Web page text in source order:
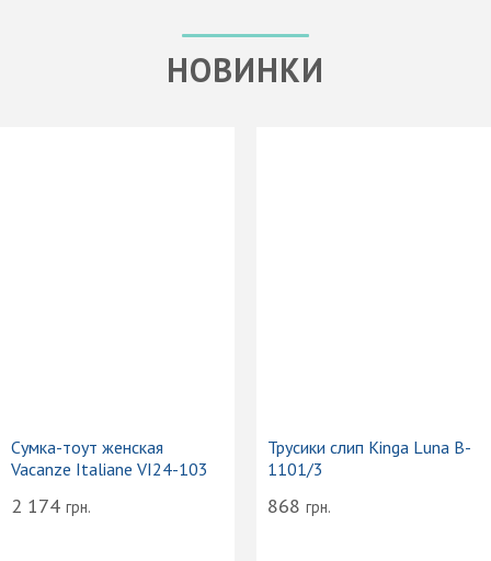
НОВИНКИ
Сумка-тоут женская
Vacanze Italiane VI24-103
2 174 грн.
Трусики слип Kinga Luna B-
1101/3
868 грн.